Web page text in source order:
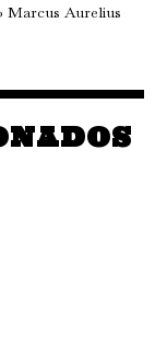
Marcus Aurelius